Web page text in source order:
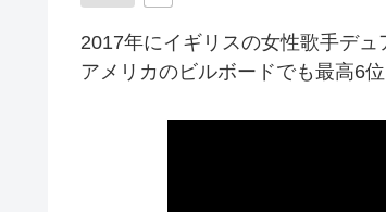
2017年にイギリスの女性歌手デュ
アメリカのビルボードでも最高6